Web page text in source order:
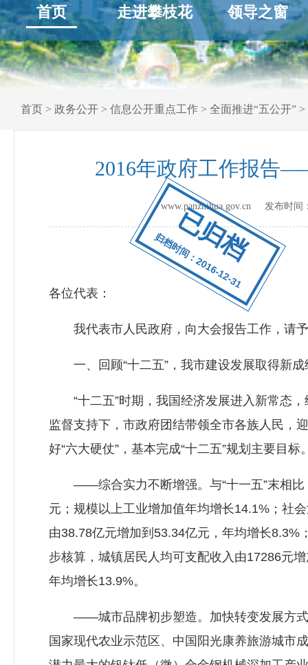
已归档
归档时间：2016-12-31
首页 走进攀枝花 领导之窗
首页 > 政务公开 > 信息公开重点工作 > 全面推进“五公开” >
2016年政府工作报告
www.panzhihua.gov.cn 发布时间
各位代表：
我代表市人民政府，向大会报告工作，请予
一、回顾“十二五”，我市建设发展取得新成
“十二五”时期，我国经济发展进入新常态，
监督支持下，市政府团结带领全市各族人民，
好“六大硬仗”，基本完成“十二五”规划主要目标
——综合实力不断增强。与“十一五”末相比
元；规模以上工业增加值年均增长14.1%；社
由38.78亿元增加到53.34亿元，年均增长8.3%
步核算，城镇居民人均可支配收入由17286元
年均增长13.9%。
——城市品牌初步塑造。加快转变发展方式
国家现代农业示范区、中国阳光康养旅游城市